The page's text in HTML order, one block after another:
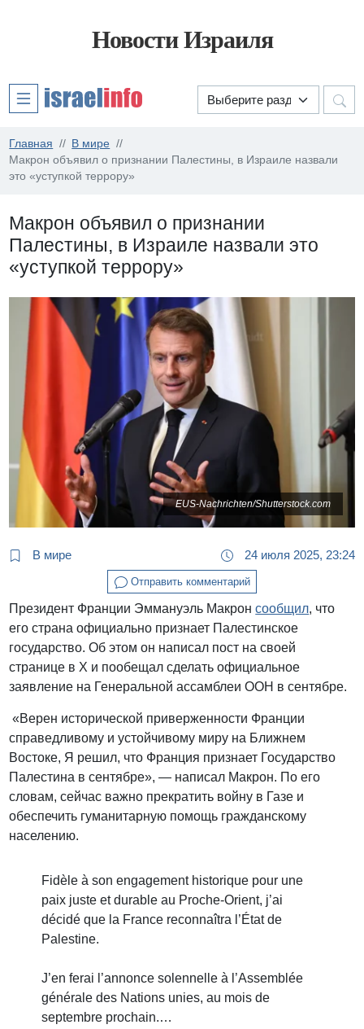
Новости Израиля
Главная
В мире
Макрон объявил о признании Палестины, в Израиле назвали
это «уступкой террору»
Макрон объявил о признании
Палестины, в Израиле назвали это
«уступкой террору»
EUS-Nachrichten/Shutterstock.com
В мире 24 июля 2025, 23:24
Отправить комментарий
Президент Франции Эммануэль Макронсообщил, что
его страна официально признает Палестинское
государство. Об этом он написал пост на своей
странице в X и пообещал сделать официальное
заявление на Генеральной ассамблеи ООН в сентябре.
«Верен исторической приверженности Франции
справедливому и устойчивому миру на Ближнем
Востоке, Я решил, что Франция признает Государство
Палестина в сентябре», — написал Макрон. По его
словам, сейчас важно прекратить войну в Газе и
обеспечить гуманитарную помощь гражданскому
населению.
Fidèle à son engagement historique pour une
paix juste et durable au Proche-Orient, j’ai
décidé que la France reconnaîtra l’État de
Palestine.
J’en ferai l’annonce solennelle à l’Assemblée
générale des Nations unies, au mois de
septembre prochain.…